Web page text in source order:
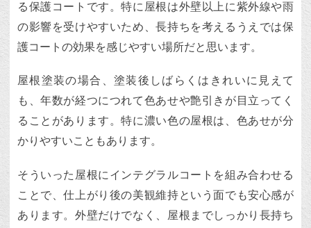
る保護コートです。特に屋根は外壁以上に紫外線や雨
の影響を受けやすいため、長持ちを考えるうえでは保
護コートの効果を感じやすい場所だと思います。
屋根塗装の場合、塗装後しばらくはきれいに見えて
も、年数が経つにつれて色あせや艶引きが目立ってく
ることがあります。特に濃い色の屋根は、色あせが分
かりやすいこともあります。
そういった屋根にインテグラルコートを組み合わせる
ことで、仕上がり後の美観維持という面でも安心感が
あります。外壁だけでなく、屋根までしっかり長持ち